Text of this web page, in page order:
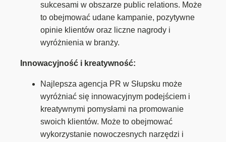
sukcesami w obszarze public relations. Może
to obejmować udane kampanie, pozytywne
opinie klientów oraz liczne nagrody i
wyróżnienia w branży.
Innowacyjność i kreatywność:
Najlepsza agencja PR w Słupsku może
wyróżniać się innowacyjnym podejściem i
kreatywnymi pomysłami na promowanie
swoich klientów. Może to obejmować
wykorzystanie nowoczesnych narzędzi i